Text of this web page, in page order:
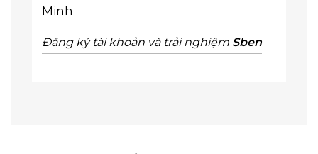
Minh
Đăng ký tài khoản và trải nghiệm Sben